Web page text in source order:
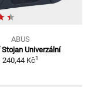
ABUS
Stojan Univerzální
240,44 Kč1